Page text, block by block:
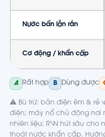
Nước bẩn lẫn rắn
Cơ động / khẩn cấp
A Rất hợp B Dùng được
⚠️ Bù trừ: bản điện êm & rẻ
điện; máy nổ chủ động nơi
nhiên liệu; RW hút sâu cho
thoát nước khẩn cấp.